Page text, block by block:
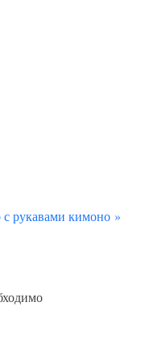
рукавами кимоно